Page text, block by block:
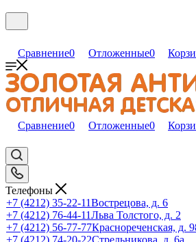
Сравнение0 Отложенные0
Сравнение0 Отложенные0
Телефоны
+7 (4212) 35-22-11Вострецова, д. 6
+7 (4212) 76-44-11Льва Толстого, д. 2
+7 (4212) 56-77-77Краснореченская, д.
+7 (4212) 74-20-22Стрельникова, д. 6а